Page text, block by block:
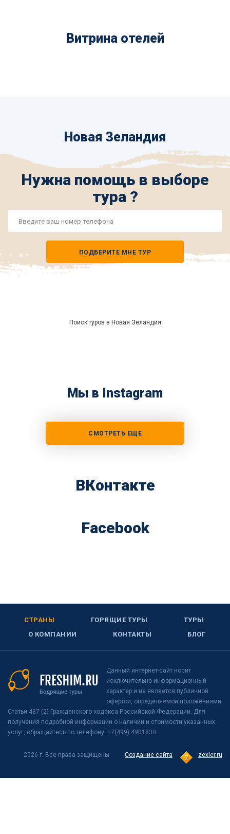
Витрина отелей
Новая Зеландия
Нужна помощь в выборе
тура ?
ПОДБЕРИТЕ МНЕ ТУР
Поиск туров в Новая Зеландия
Мы в Instagram
СМОТРЕТЬ ЕЩЕ
ВКонтакте
Facebook
СТРАНЫ ГОРЯЩИЕ ТУРЫ
ТУРЫ
О КОМПАНИИ
КОНТАКТЫ БЛОГ
Данный интернет-сайт носит
исключительно информационный
характер и не является публичной
офертой, определяемой положениями
Статьи 437 (2) Гражданского кодекса Российской Федерации. Для
получения подробной информации о наличии и стоимости указанных
услуг, обращайтесь по телефону: +7(499) 4901830.
Создание сайта zexler.ru
2026 г. Все права защищены